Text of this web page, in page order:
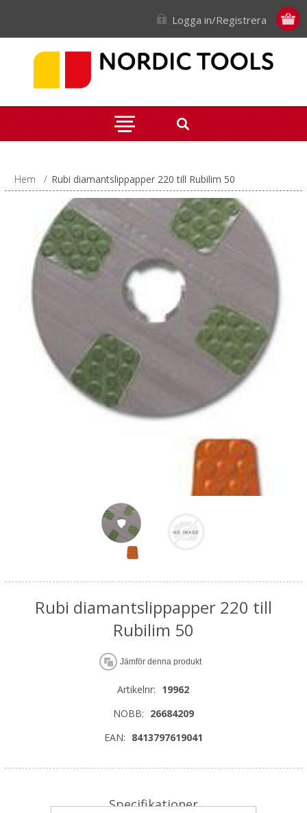
Logga in/Registrera
Hem / Rubi diamantslippapper 220 till Rubilim 50
Rubi diamantslippapper 220 till
Rubilim 50
Jämför denna produkt
Artikelnr: 19962
NOBB: 26684209
EAN: 8413797619041
Specifikationer